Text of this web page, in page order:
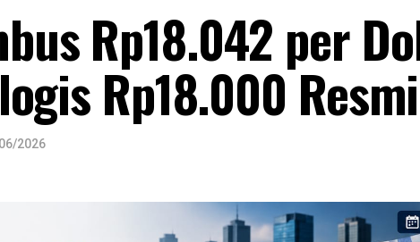
Rp18.042 per
Rp18.000
2026